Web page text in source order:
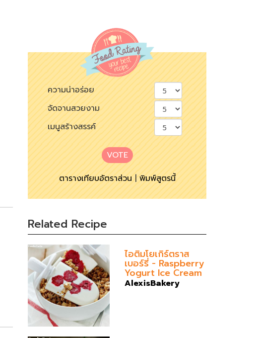
ความน่าอร่อย
จัดจานสวยงาม
เมนูสร้างสรรค์
VOTE
ตารางเทียบอัตราส่วน|พิมพ์สูตรนี้
Related Recipe
ไอติมโยเกิร์ตราส
เบอร์รี่ - Raspberry
Yogurt Ice Cream
AlexisBakery